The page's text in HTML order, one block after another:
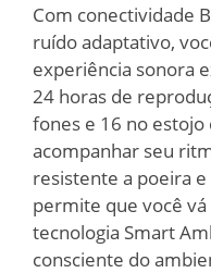
Com conectividade
ruído adaptativo,
experiência sonora
24 horas de
fones e 16 no
acompanhar seu
resistente a poeira e
permite que você
tecnologia Smart
consciente do